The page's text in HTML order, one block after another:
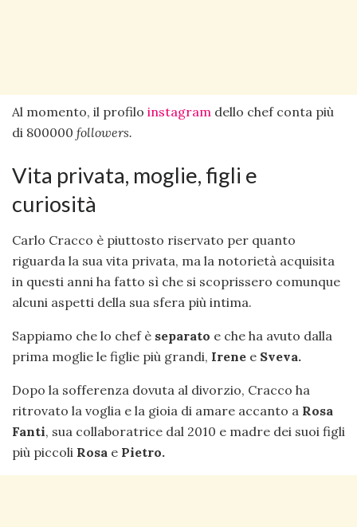
Al momento, il profilo instagram dello chef conta più
di 800000 followers.
Vita privata, moglie, figli e
curiosità
Carlo Cracco è piuttosto riservato per quanto
riguarda la sua vita privata, ma la notorietà acquisita
in questi anni ha fatto sì che si scoprissero comunque
alcuni aspetti della sua sfera più intima.
Sappiamo che lo chef è separato e che ha avuto dalla
prima moglie le figlie più grandi, Irene e Sveva.
Dopo la sofferenza dovuta al divorzio, Cracco ha
ritrovato la voglia e la gioia di amare accanto a Rosa
Fanti, sua collaboratrice dal 2010 e madre dei suoi figli
più piccoli Rosa e Pietro.